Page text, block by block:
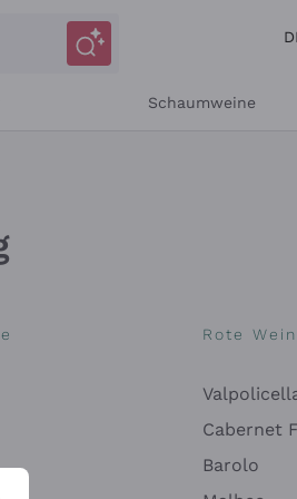
Schaumweine
Rote
Cabernet
Barolo
und personalisierten